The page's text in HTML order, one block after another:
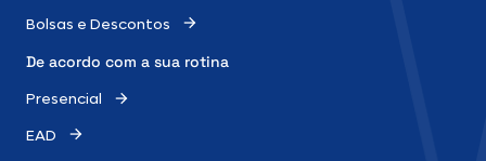
Bolsas e Descontos
De acordo com a sua rotina
Presencial
EAD